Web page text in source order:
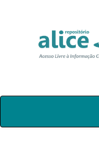
Skip